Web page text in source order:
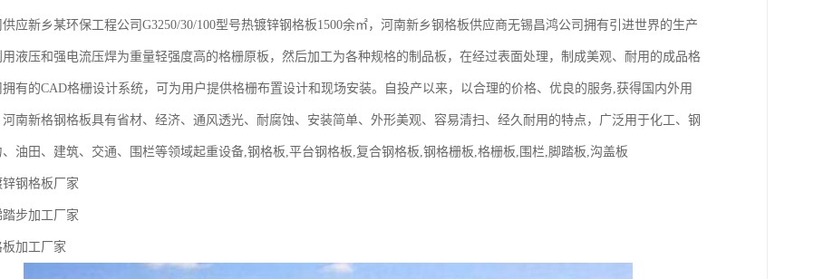
应新乡某环保工程公司G3250/30/100型号热镀锌钢格板1500余㎡，河南新乡钢格板供应商无锡昌鸿公司拥有引进世界的生产
液压和强电流压焊为重量轻强度高的格栅原板，然后加工为各种规格的制品板，在经过表面处理，制成美观、耐用的成品格
有的CAD格栅设计系统，可为用户提供格栅布置设计和现场安装。自投产以来，以合理的价格、优良的服务,获得国内外用
南新格钢格板具有省材、经济、通风透光、耐腐蚀、安装简单、外形美观、容易清扫、经久耐用的特点，广泛用于化工、钢
油田、建筑、交通、围栏等领域起重设备,钢格板,平台钢格板,复合钢格板,钢格栅板,格栅板,围栏,脚踏板,沟盖板
钢格板厂家
步加工厂家
加工厂家